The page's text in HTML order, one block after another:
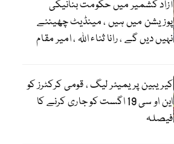
آزاد کشمیر میں حکومت بنانیکی
پوزیشن میں ہیں ، مینڈیٹ چھیننے
نہیں دیں گے ، رانا ثناء اللہ ، امیر مقام
کیریبین پریمیئر لیگ ، قومی کرکٹرز کو
این او سی 19 اگست کو جاری کرنے کا
فیصلہ